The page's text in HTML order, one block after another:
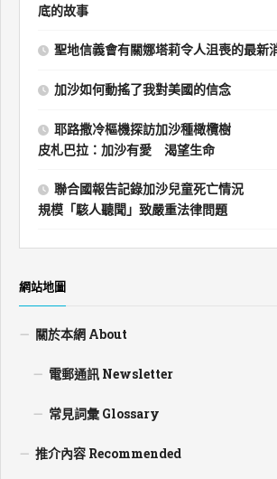
底的故事
聖地信義會有關娜塔莉令人沮喪的最新
加沙如何動搖了我對美國的信念
耶路撒冷樞機探訪加沙種橄欖樹
皮札巴拉：加沙有愛 渴望生命
聯合國報告記錄加沙兒童死亡情況
規模「駭人聽聞」致嚴重法律問題
網站地圖
關於本網 About
電郵通訊 Newsletter
常見詞彙 Glossary
推介內容 Recommended